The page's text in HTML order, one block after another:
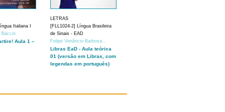
Italiana I
Baccin
Aula 1 –
LETRAS
[FLL1024-2] Língua Brasileira
de Sinais - EAD
Felipe Venâncio Barbosa...
Libras EaD - Aula teórica
01 (versão em Libras, com
legendas em português)